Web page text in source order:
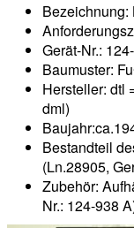
Bezeichnung:
Gerät-Nr.:
Baumuster:
Hersteller: dtl
dml)
Bestandteil
(Ln.28905,
Zubehör:
Nr.: 124-938